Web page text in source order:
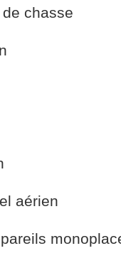
de chasse
aérien